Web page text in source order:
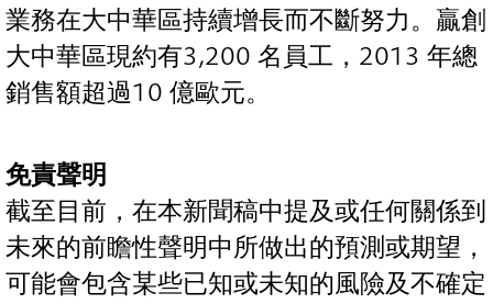
業務在大中華區持續增長而不斷努力。贏創
大中華區現約有3,200 名員工，2013 年總
銷售額超過10 億歐元。
免責聲明
截至目前，在本新聞稿中提及或任何關係到
未來的前瞻性聲明中所做出的預測或期望，
可能會包含某些已知或未知的風險及不確定